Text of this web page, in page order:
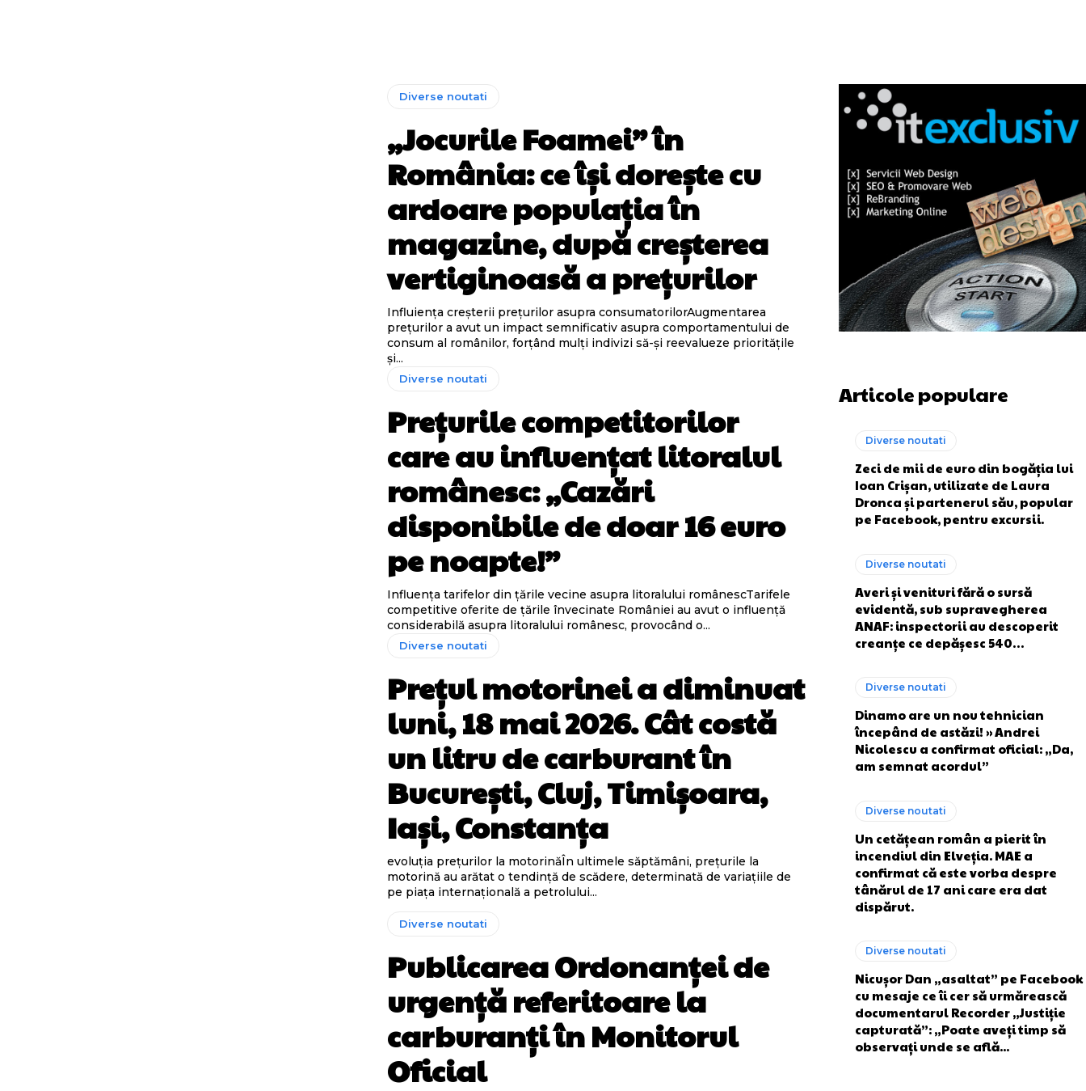
Diverse noutati
„Jocurile Foamei” în
România: ce își dorește cu
ardoare populația în
magazine, după creșterea
vertiginoasă a prețurilor
Influiența creșterii prețurilor asupra consumatorilorAugmentarea
prețurilor a avut un impact semnificativ asupra comportamentului de
consum al românilor, forțând mulți indivizi să-și reevalueze prioritățile
și...
Diverse noutati
Prețurile competitorilor
care au influențat litoralul
românesc: „Cazări
disponibile de doar 16 euro
pe noapte!”
Influența tarifelor din țările vecine asupra litoralului românescTarifele
competitive oferite de țările învecinate României au avut o influență
considerabilă asupra litoralului românesc, provocând o...
Diverse noutati
Prețul motorinei a diminuat
luni, 18 mai 2026. Cât costă
un litru de carburant în
București, Cluj, Timișoara,
Iași, Constanța
evoluția prețurilor la motorinăÎn ultimele săptămâni, prețurile la
motorină au arătat o tendință de scădere, determinată de variațiile de
pe piața internațională a petrolului...
Diverse noutati
Publicarea Ordonanței de
urgență referitoare la
carburanți în Monitorul
Oficial
Articole populare
Diverse noutati
Zeci de mii de euro din bogăția lui
Ioan Crișan, utilizate de Laura
Dronca și partenerul său, popular
pe Facebook, pentru excursii.
Diverse noutati
Averi și venituri fără o sursă
evidentă, sub supravegherea
ANAF: inspectorii au descoperit
creanțe ce depășesc 540…
Diverse noutati
Dinamo are un nou tehnician
începând de astăzi! » Andrei
Nicolescu a confirmat oficial: „Da,
am semnat acordul”
Diverse noutati
Un cetățean român a pierit în
incendiul din Elveția. MAE a
confirmat că este vorba despre
tânărul de 17 ani care era dat
dispărut.
Diverse noutati
Nicușor Dan „asaltat” pe Facebook
cu mesaje ce îi cer să urmărească
documentarul Recorder „Justiție
capturată”: „Poate aveți timp să
observați unde se află...